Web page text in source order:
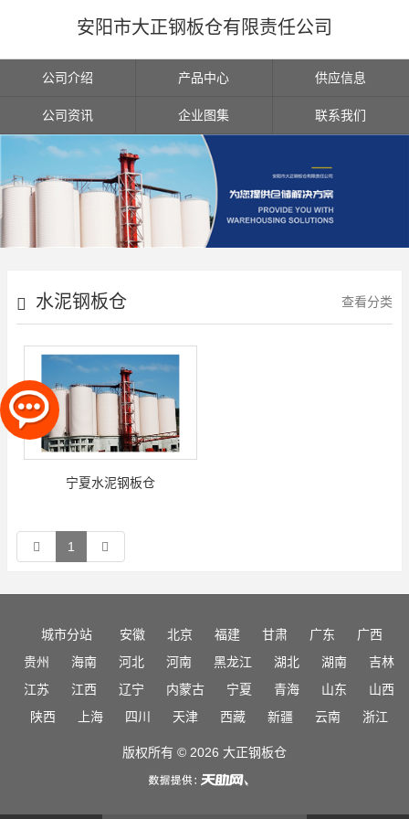
安阳市大正钢板仓有限责任公司
公司介绍 产品中心 供应信息
公司资讯 企业图集 联系我们
水泥钢板仓 查看分类
宁夏水泥钢板仓
1
城市分站 安徽 北京 福建 甘肃 广东
广西
贵州
海南 河北 河南 黑龙江 湖北 湖南
吉林
江苏
江西 辽宁 内蒙古 宁夏 青海 山东
山西
陕西
上海 四川 天津 西藏 新疆 云南 浙江
版权所有 © 2026 大正钢板仓